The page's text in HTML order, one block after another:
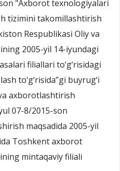
"Axborot texnologiyalari
tizimini takomillashtirish
Respublikasi Oliy va
2005-yil 14-iyundagi
filiallari to‘g‘risidagi
to‘g‘risida”gi buyrug‘i
axborotlashtirish
07-8/2015-son
maqsadida 2005-yil
Toshkent axborot
mintaqaviy filiali